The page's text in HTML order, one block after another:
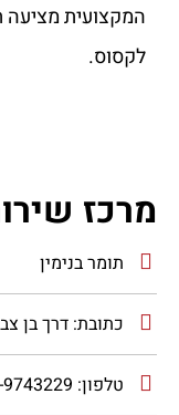
המקצועית מציעה
לקסוס.
מרכז
תומר בנימין
כתובת: דרך בן צבי 5,
טלפון: